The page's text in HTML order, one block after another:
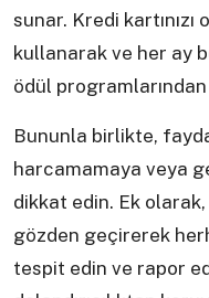
sunar. Kredi kartınızı
kullanarak ve her ay
ödül
Bununla birlikte,
harcamamaya veya
dikkat edin. Ek
gözden geçirerek
tespit edin ve rapor